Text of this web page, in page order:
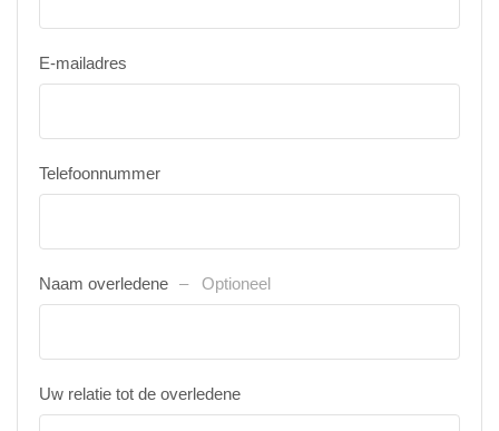
E-mailadres
Telefoonnummer
Naam overledene Optioneel
Uw relatie tot de overledene